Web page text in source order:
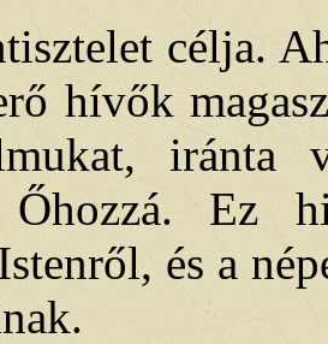
célja.
hívők
iránta
Őhozzá. Ez
és a